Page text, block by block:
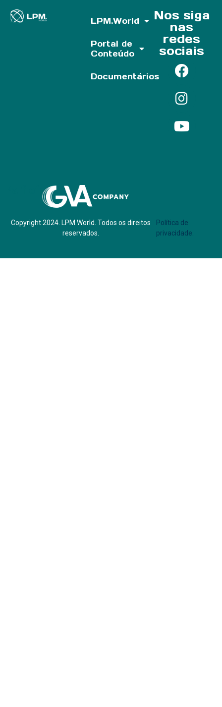
LPM.World
Portal de
Conteúdo
Documentários
Nos siga
nas
redes
sociais
Copyright 2024. LPM.World. Todos os direitos
reservados.
Política de
privacidade.